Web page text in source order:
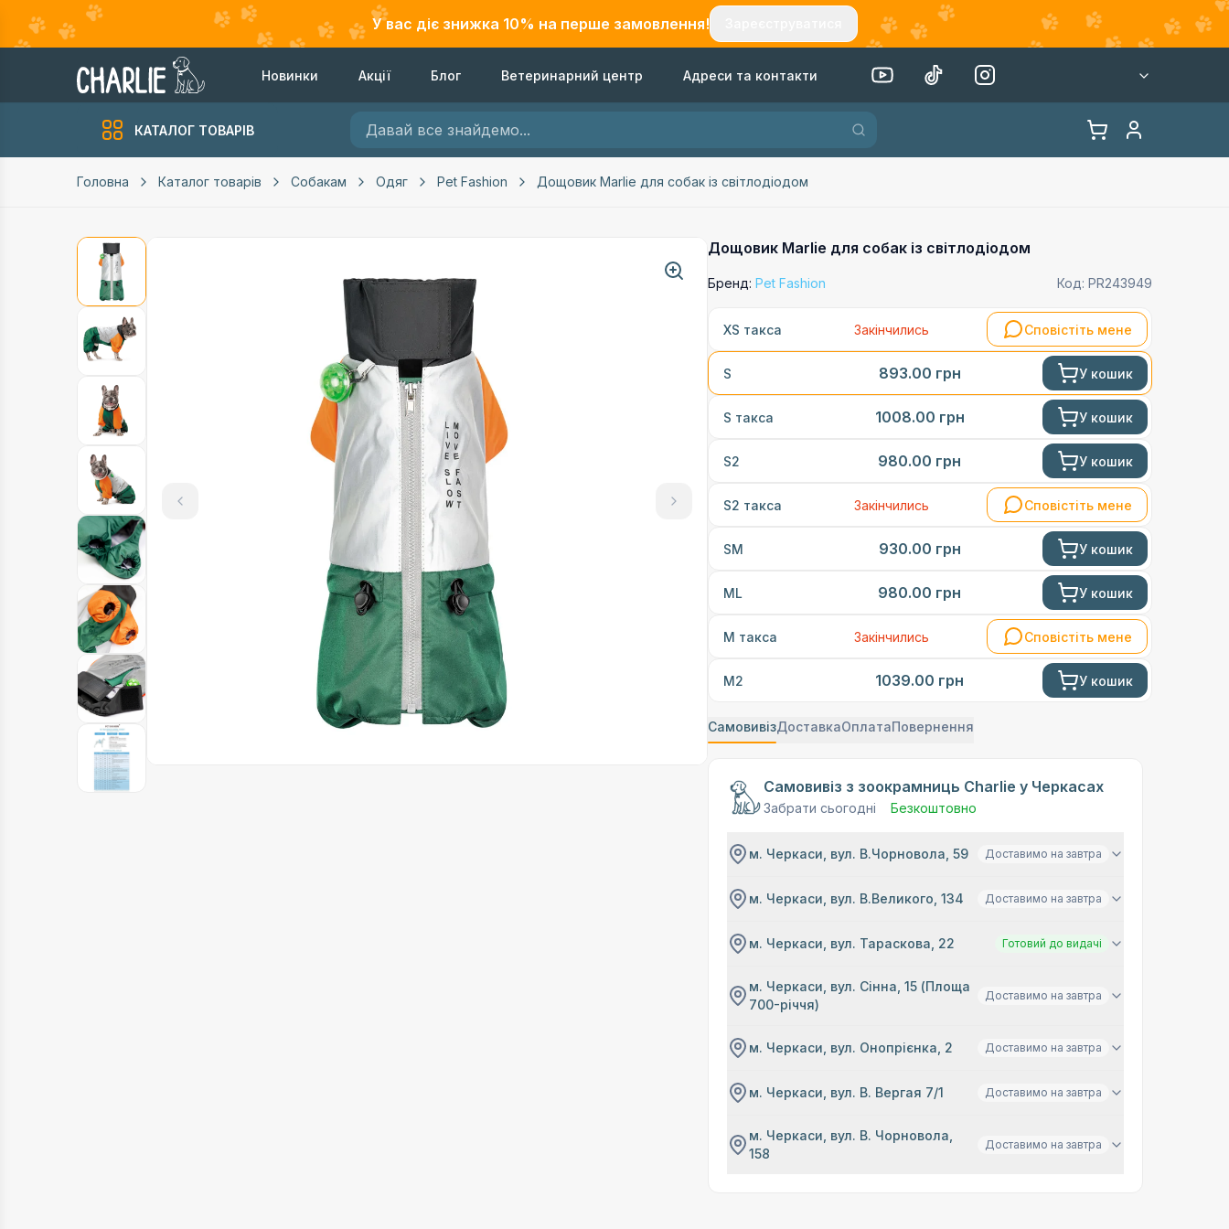
У вас діє знижка 10% на перше замовлення!
Новинки Акції Блог Ветеринарний центр Адреси та контакти
КАТАЛОГ ТОВАРІВ
Головна Каталог товарів Собакам Одяг Pet Fashion Дощовик Marlie для собак із світлодіодом
Дощовик Marlie для собак із світлодіодом
Бренд: Pet Fashion Код: PR243949
XS такса Закінчились Сповістіть мене
S 893.00 грн У кошик
S такса 1008.00 грн У кошик
S2 980.00 грн У кошик
S2 такса Закінчились Сповістіть мене
SM 930.00 грн У кошик
ML 980.00 грн У кошик
М такса Закінчились Сповістіть мене
М2 1039.00 грн У кошик
СамовивізДоставкаОплатаПовернення
Самовивіз з зоокрамниць Charlie у Черкасах
Забрати сьогодні Безкоштовно
м. Черкаси, вул. В.Чорновола, 59 Доставимо на завтра
м. Черкаси, вул. В.Великого, 134 Доставимо на завтра
м. Черкаси, вул. Тараскова, 22 Готовий до видачі
м. Черкаси, вул. Сінна, 15 (Площа
700-річчя)
Доставимо на завтра
м. Черкаси, вул. Онопрієнка, 2 Доставимо на завтра
м. Черкаси, вул. В. Вергая 7/1 Доставимо на завтра
м. Черкаси, вул. В. Чорновола,
158
Доставимо на завтра